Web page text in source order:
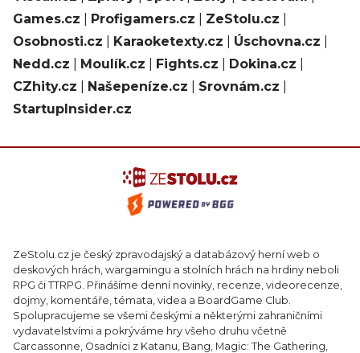
Games.cz
Profigamers.cz ZeStolu.cz
Osobnosti.cz
Karaoketexty.cz Úschovna.cz
Nedd.cz
Moulík.cz Fights.cz Dokina.cz
CZhity.cz
Našepeníze.cz Srovnám.cz
StartupInsider.cz
ZeStolu.cz je český zpravodajský a databázový herní web o
deskových hrách, wargamingu a stolních hrách na hrdiny neboli
RPG či TTRPG. Přinášíme denní novinky, recenze, videorecenze,
dojmy, komentáře, témata, videa a BoardGame Club.
Spolupracujeme se všemi českými a některými zahraničními
vydavatelstvími a pokrýváme hry všeho druhu včetně
Carcassonne, Osadníci z Katanu, Bang, Magic: The Gathering,